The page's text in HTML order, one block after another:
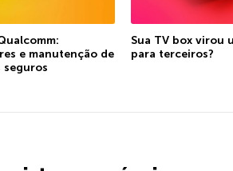
e manutenção de
seguros
Sua TV box virou
para terceiros?